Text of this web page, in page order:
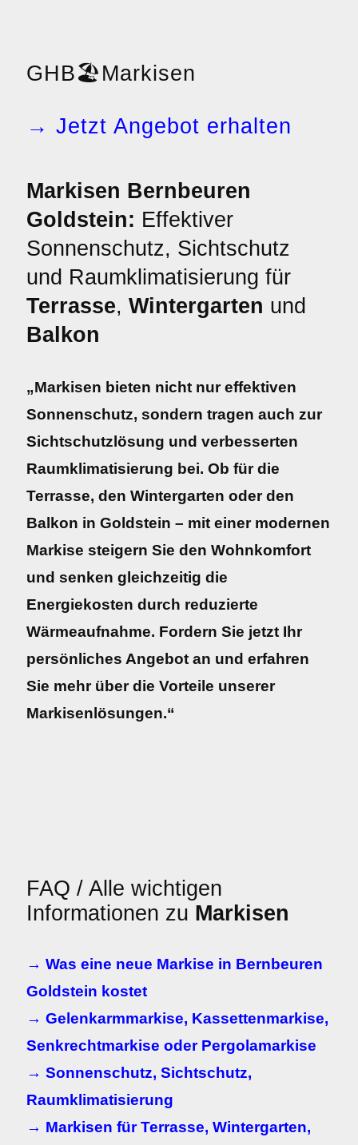
GHB🏖️ Markisen
→ Jetzt Angebot erhalten
Markisen Bernbeuren
Goldstein: Effektiver
Sonnenschutz, Sichtschutz
und Raumklimatisierung für
Terrasse, Wintergarten und
Balkon
„Markisen bieten nicht nur effektiven
Sonnenschutz, sondern tragen auch zur
Sichtschutzlösung und verbesserten
Raumklimatisierung bei. Ob für die
Terrasse, den Wintergarten oder den
Balkon in Goldstein – mit einer modernen
Markise steigern Sie den Wohnkomfort
und senken gleichzeitig die
Energiekosten durch reduzierte
Wärmeaufnahme. Fordern Sie jetzt Ihr
persönliches Angebot an und erfahren
Sie mehr über die Vorteile unserer
Markisenlösungen.“
FAQ / Alle wichtigen
Informationen zu Markisen
→ Was eine neue Markise in Bernbeuren
Goldstein kostet
→ Gelenkarmmarkise, Kassettenmarkise,
Senkrechtmarkise oder Pergolamarkise
→ Sonnenschutz, Sichtschutz,
Raumklimatisierung
→ Markisen für Terrasse, Wintergarten,